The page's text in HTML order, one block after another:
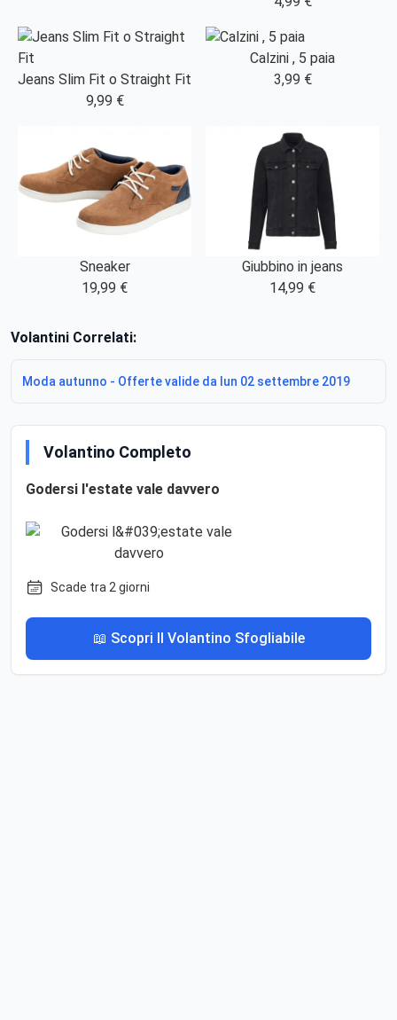
Jeans Slim Fit o Straight Fit
9,99 €
Calzini , 5 paia
3,99 €
Sneaker
19,99 €
Giubbino in jeans
14,99 €
Volantini Correlati:
Moda autunno - Offerte valide da lun 02 settembre 2019
Volantino Completo
Godersi l'estate vale davvero
Scade tra 2 giorni
📖 Scopri Il Volantino Sfogliabile